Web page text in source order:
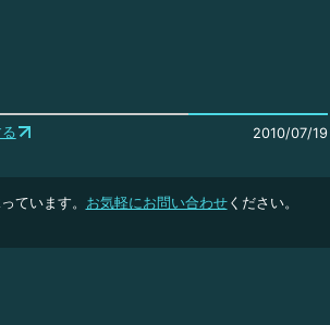
2010/07/19
ています。 お気軽にお問い合わせください。